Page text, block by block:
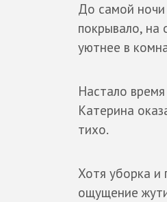
До самой ночи
покрывало, на
уютнее в
Настало
Катерина
тихо.
Хотя уборка и
ощущение